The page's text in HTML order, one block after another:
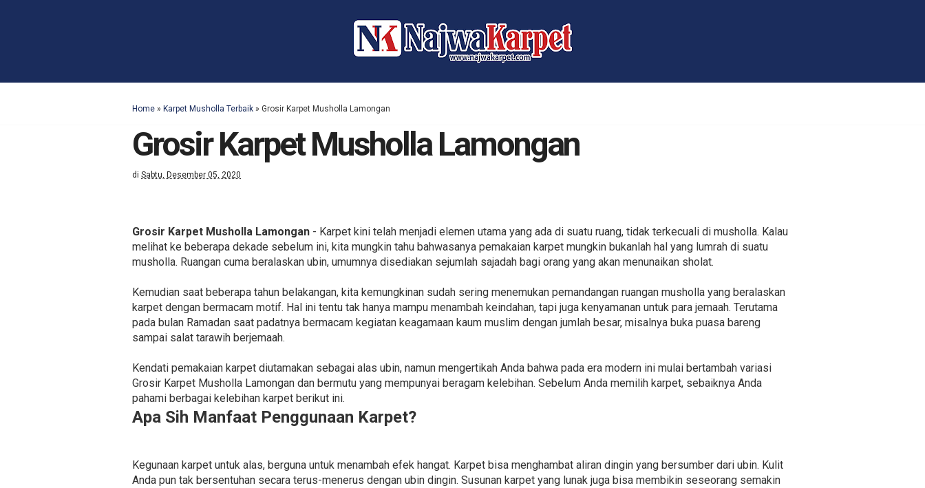
Home » Karpet Musholla Terbaik » Grosir Karpet Musholla Lamongan
Grosir Karpet Musholla Lamongan
di Sabtu, Desember 05, 2020
Grosir Karpet Musholla Lamongan - Karpet kini telah menjadi elemen utama yang ada di suatu ruang, tidak terkecuali di musholla. Kalau
melihat ke beberapa dekade sebelum ini, kita mungkin tahu bahwasanya pemakaian karpet mungkin bukanlah hal yang lumrah di suatu
musholla. Ruangan cuma beralaskan ubin, umumnya disediakan sejumlah sajadah bagi orang yang akan menunaikan sholat.
Kemudian saat beberapa tahun belakangan, kita kemungkinan sudah sering menemukan pemandangan ruangan musholla yang beralaskan
karpet dengan bermacam motif. Hal ini tentu tak hanya mampu menambah keindahan, tapi juga kenyamanan untuk para jemaah. Terutama
pada bulan Ramadan saat padatnya bermacam kegiatan keagamaan kaum muslim dengan jumlah besar, misalnya buka puasa bareng
sampai salat tarawih berjemaah.
Kendati pemakaian karpet diutamakan sebagai alas ubin, namun mengertikah Anda bahwa pada era modern ini mulai bertambah variasi
Grosir Karpet Musholla Lamongan dan bermutu yang mempunyai beragam kelebihan. Sebelum Anda memilih karpet, sebaiknya Anda
pahami berbagai kelebihan karpet berikut ini.
Apa Sih Manfaat Penggunaan Karpet?
Kegunaan karpet untuk alas, berguna untuk menambah efek hangat. Karpet bisa menghambat aliran dingin yang bersumber dari ubin. Kulit
Anda pun tak bersentuhan secara terus-menerus dengan ubin dingin. Susunan karpet yang lunak juga bisa membikin seseorang semakin